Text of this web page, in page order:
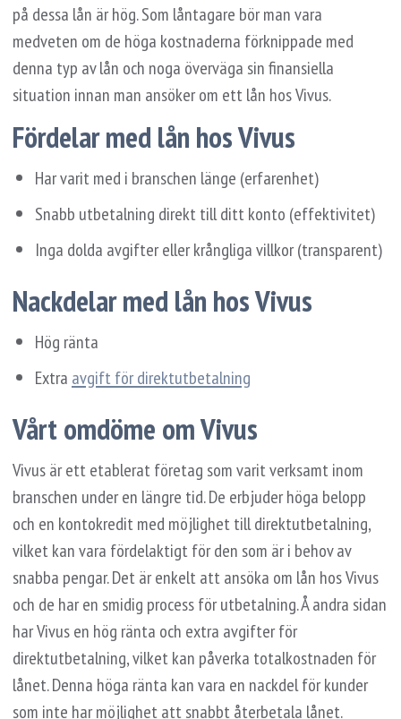
på dessa lån är hög. Som låntagare bör man vara
medveten om de höga kostnaderna förknippade med
denna typ av lån och noga överväga sin finansiella
situation innan man ansöker om ett lån hos Vivus.
Fördelar med lån hos Vivus
Har varit med i branschen länge (erfarenhet)
Snabb utbetalning direkt till ditt konto (effektivitet)
Inga dolda avgifter eller krångliga villkor (transparent)
Nackdelar med lån hos Vivus
Hög ränta
Extra avgift för direktutbetalning
Vårt omdöme om Vivus
Vivus är ett etablerat företag som varit verksamt inom
branschen under en längre tid. De erbjuder höga belopp
och en kontokredit med möjlighet till direktutbetalning,
vilket kan vara fördelaktigt för den som är i behov av
snabba pengar. Det är enkelt att ansöka om lån hos Vivus
och de har en smidig process för utbetalning. Å andra sidan
har Vivus en hög ränta och extra avgifter för
direktutbetalning, vilket kan påverka totalkostnaden för
lånet. Denna höga ränta kan vara en nackdel för kunder
som inte har möjlighet att snabbt återbetala lånet.